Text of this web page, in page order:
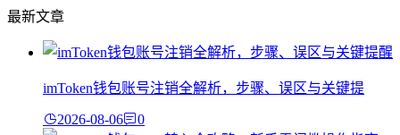
最新文章
imToken钱包账号注销全解析，步骤、误区与关键提
2026-08-06 0